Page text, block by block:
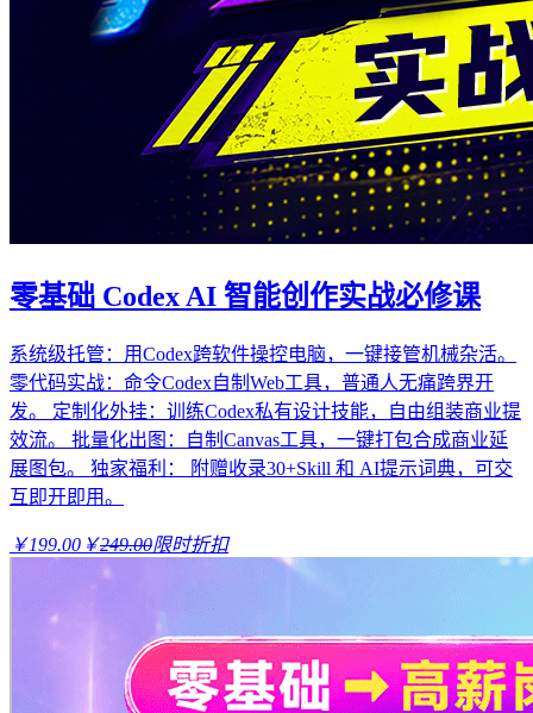
零基础 Codex AI 智能创作实战必修课
系统级托管：用Codex跨软件操控电脑，一键接管机械杂活。
零代码实战：命令Codex自制Web工具，普通人无痛跨界开
发。 定制化外挂：训练Codex私有设计技能，自由组装商业提
效流。 批量化出图：自制Canvas工具，一键打包合成商业延
展图包。 独家福利： 附赠收录30+Skill 和 AI提示词典，可交
互即开即用。
￥199.00 ￥249.00限时折扣